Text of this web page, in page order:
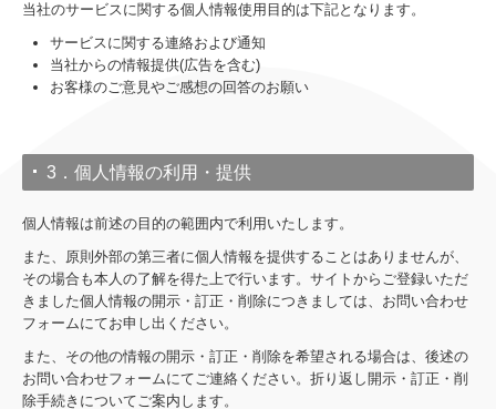
当社のサービスに関する個人情報使用目的は下記となります。
サービスに関する連絡および通知
当社からの情報提供(広告を含む)
お客様のご意見やご感想の回答のお願い
3．個人情報の利用・提供
個人情報は前述の目的の範囲内で利用いたします。
また、原則外部の第三者に個人情報を提供することはありませんが、
その場合も本人の了解を得た上で行います。サイトからご登録いただ
きました個人情報の開示・訂正・削除につきましては、お問い合わせ
フォームにてお申し出ください。
また、その他の情報の開示・訂正・削除を希望される場合は、後述の
お問い合わせフォームにてご連絡ください。折り返し開示・訂正・削
除手続きについてご案内します。